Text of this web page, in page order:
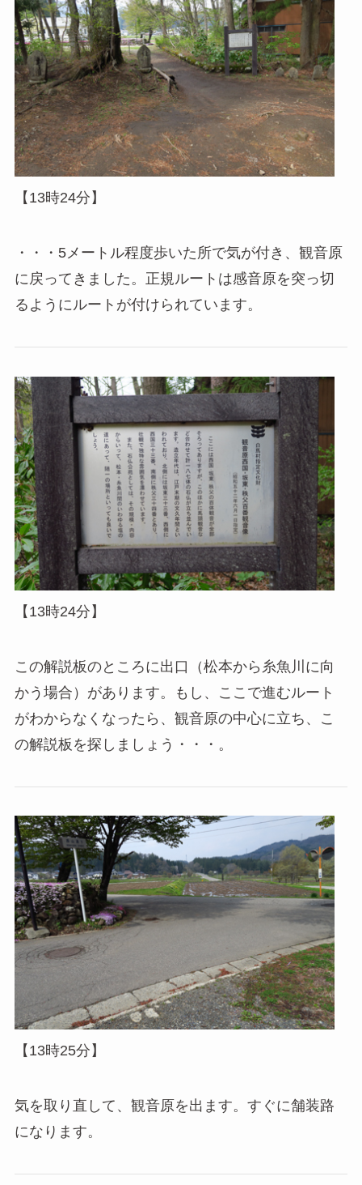
【13時24分】
・・・5メートル程度歩いた所で気が付き、観音原
に戻ってきました。正規ルートは感音原を突っ切
るようにルートが付けられています。
【13時24分】
この解説板のところに出口（松本から糸魚川に向
かう場合）があります。もし、ここで進むルート
がわからなくなったら、観音原の中心に立ち、こ
の解説板を探しましょう・・・。
【13時25分】
気を取り直して、観音原を出ます。すぐに舗装路
になります。